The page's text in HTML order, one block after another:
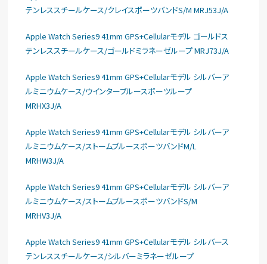
テンレススチールケース/クレイスポーツバンドS/M MRJ53J/A
Apple Watch Series9 41mm GPS+Cellularモデル ゴールドス
テンレススチールケース/ゴールドミラネーゼループ MRJ73J/A
Apple Watch Series9 41mm GPS+Cellularモデル シルバーア
ルミニウムケース/ウインターブルースポーツループ
MRHX3J/A
Apple Watch Series9 41mm GPS+Cellularモデル シルバーア
ルミニウムケース/ストームブルースポーツバンドM/L
MRHW3J/A
Apple Watch Series9 41mm GPS+Cellularモデル シルバーア
ルミニウムケース/ストームブルースポーツバンドS/M
MRHV3J/A
Apple Watch Series9 41mm GPS+Cellularモデル シルバース
テンレススチールケース/シルバーミラネーゼループ